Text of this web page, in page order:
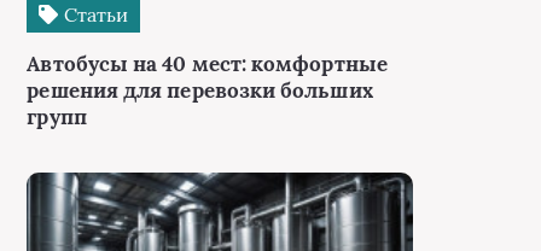
Статьи
Автобусы на 40 мест: комфортные
решения для перевозки больших
групп